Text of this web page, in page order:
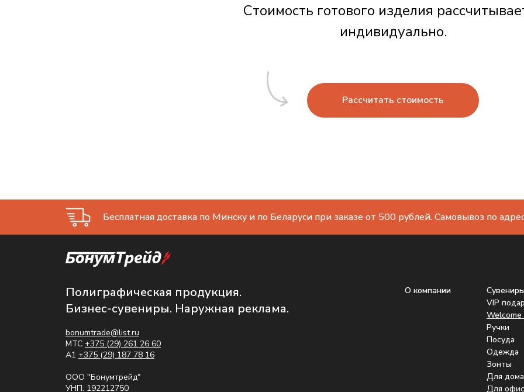
Стоимость готового изделия
индивидуально.
Рассчитать стоимость
Бесплатная доставка по Минску и по Беларуси при заказе от 500 рублей. Самовывоз по
VIP
Welcome
Ручки
Посуда
Одежда
Зонты
Для дома
Для
О компании
bonumtrade@list.ru
МТС +375 (29) 261 26 60
A1 +375 (29) 187 78 16
ООО "Бонумтрейд"
УНП: 192212750
Полиграфическая продукция.
Бизнес-сувениры. Наружная реклама.